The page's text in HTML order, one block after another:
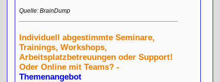
Quelle: BrainDump
Individuell abgestimmte Seminare,
Trainings, Workshops,
Arbeitsplatzbetreuungen oder Support!
Oder Online mit Teams? -
Themenangebot